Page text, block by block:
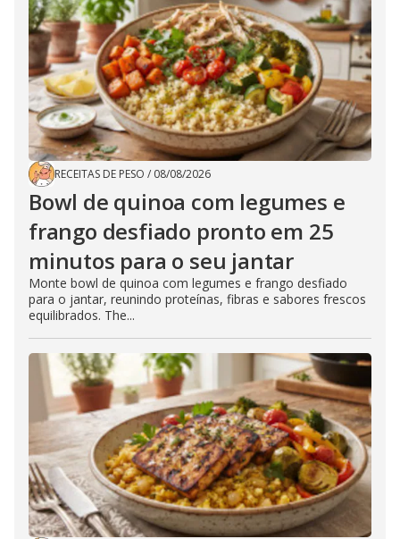
RECEITAS DE PESO / 08/08/2026
Bowl de quinoa com legumes e
frango desfiado pronto em 25
minutos para o seu jantar
Monte bowl de quinoa com legumes e frango desfiado
para o jantar, reunindo proteínas, fibras e sabores frescos
equilibrados. The...